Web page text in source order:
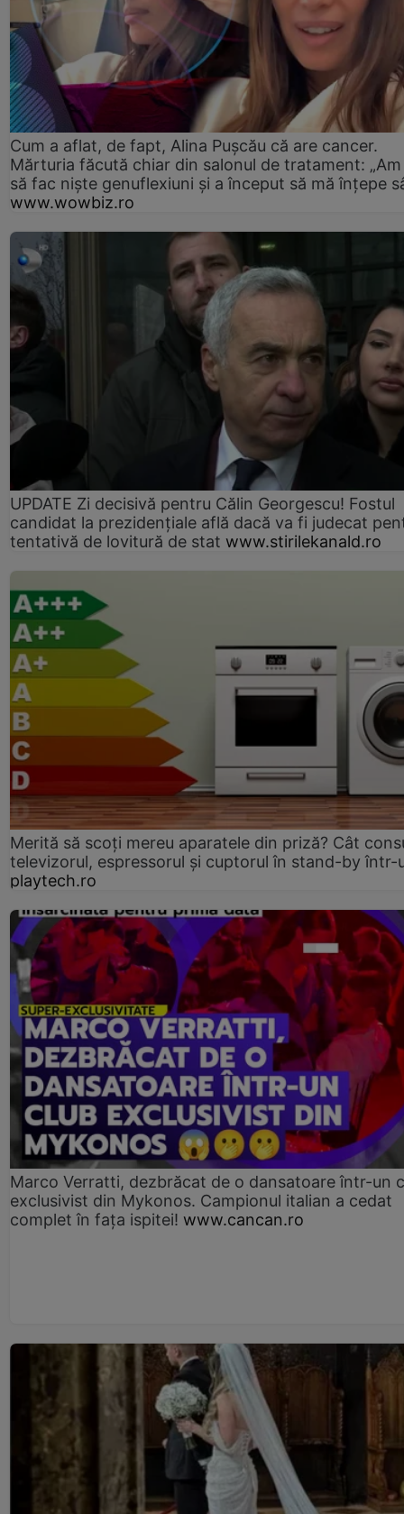
Cum a aflat, de fapt, Alina Pușcău că are cancer.
Mărturia făcută chiar din salonul de tratament:
să fac niște genuflexiuni și a început să mă înțepe
www.wowbiz.ro
UPDATE Zi decisivă pentru Călin Georgescu! Fostul
candidat la prezidențiale află dacă va fi judecat
tentativă de lovitură de stat www.stirilekanald.ro
Merită să scoți mereu aparatele din priză? Cât
televizorul, espressorul și cuptorul în stand-by într-
playtech.ro
Marco Verratti, dezbrăcat de o dansatoare într-un
exclusivist din Mykonos. Campionul italian a cedat
complet în fața ispitei! www.cancan.ro